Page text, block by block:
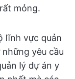
mỏng.
lĩnh vực quản
yêu cầu
lý dự án y